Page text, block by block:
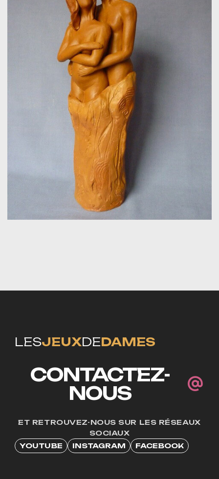
LESJEUXDEDAMES
CONTACTEZ-
NOUS
ET RETROUVEZ-NOUS SUR LES RÉSEAUX
SOCIAUX
YOUTUBE
INSTAGRAM FACEBOOK